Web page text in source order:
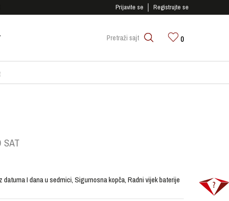
SIGURNO PLAĆANJE PLATNIM KARTICAMA!
Prijavite se Registrujte se
Pretraži sajt 0
SAT
I dana u sedmici, Sigurnosna kopča, Radni vijek baterije